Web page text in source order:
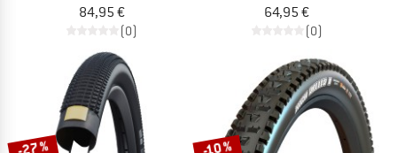
84,95 €
(0)
64,95 €
(0)
-27 % -10 %